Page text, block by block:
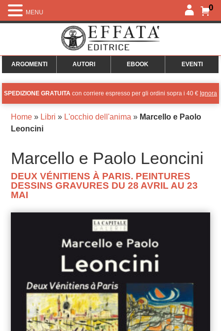
0
ARGOMENTI AUTORI EBOOK EVENTI
SPEDIZIONE GRATUITA con corriere espresso per gli ordini sopra i 40 € Ignora
Home» Libri » L'occhio dell'anima » Marcello e Paolo
Leoncini
Marcello e Paolo Leoncini
DEUX VÉNITIENS À PARIS. PEINTURES
DESSINS GRAVURES DU 28 AVRIL AU 23
MAI
MENU